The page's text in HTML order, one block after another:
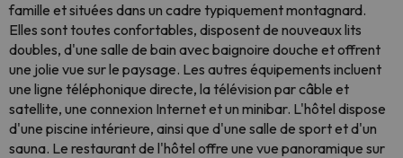
famille et situées dans un cadre typiquement montagnard.
Elles sont toutes confortables, disposent de nouveaux lits
doubles, d'une salle de bain avec baignoire douche et offrent
une jolie vue sur le paysage. Les autres équipements incluent
une ligne téléphonique directe, la télévision par câble et
satellite, une connexion Internet et un minibar. L'hôtel dispose
d'une piscine intérieure, ainsi que d'une salle de sport et d'un
sauna. Le restaurant de l'hôtel offre une vue panoramique sur